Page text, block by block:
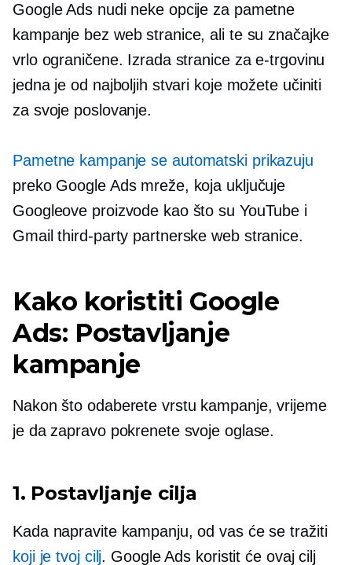
Google Ads nudi neke opcije za pametne
kampanje bez web stranice, ali te su značajke
vrlo ograničene. Izrada stranice za e-trgovinu
jedna je od najboljih stvari koje možete učiniti
za svoje poslovanje.
Pametne kampanje se automatski prikazuju
preko Google Ads mreže, koja uključuje
Googleove proizvode kao što su YouTube i
Gmailthird-party partnerske web stranice.
Kako koristiti Google
Ads: Postavljanje
kampanje
Nakon što odaberete vrstu kampanje, vrijeme
je da zapravo pokrenete svoje oglase.
1. Postavljanje cilja
Kada napravite kampanju, od vas će se tražiti
koji je tvoj cilj. Google Ads koristit će ovaj cilj